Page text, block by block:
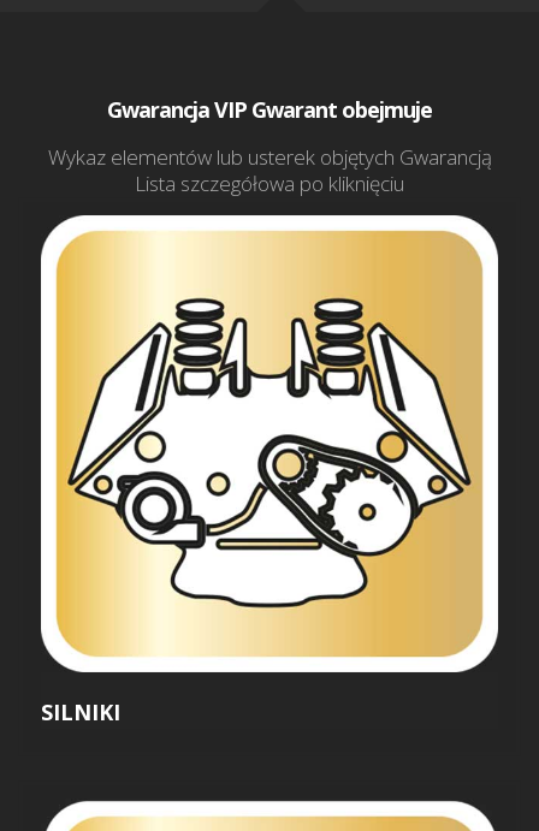
Gwarancja VIP Gwarant obejmuje
Wykaz elementów lub usterek objętych Gwarancją
Lista szczegółowa po kliknięciu
SILNIKI